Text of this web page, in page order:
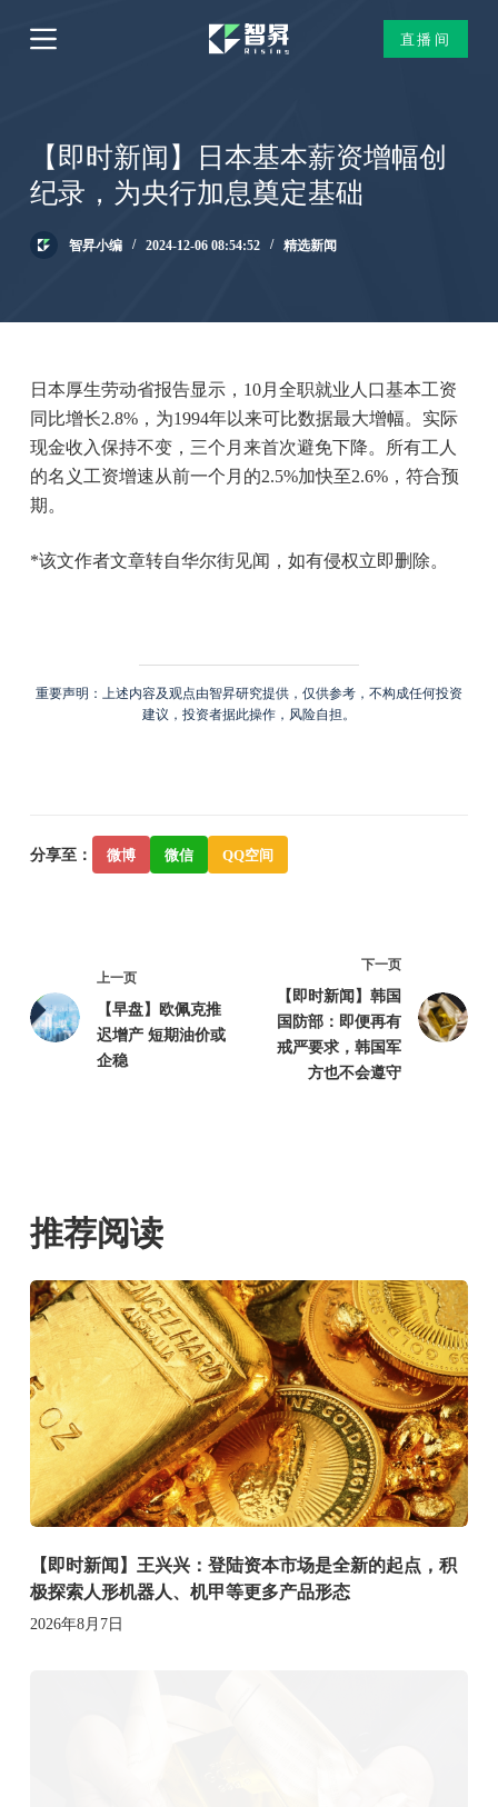
跳
过
直播间
【即时新闻】日本基本薪资增幅创
纪录，为央行加息奠定基础
智昇小编 2024-12-06 08:54:52 精选新闻
日本厚生劳动省报告显示，10月全职就业人口基本工资
同比增长2.8%，为1994年以来可比数据最大增幅。实际
现金收入保持不变，三个月来首次避免下降。所有工人
的名义工资增速从前一个月的2.5%加快至2.6%，符合预
期。
*该文作者文章转自华尔街见闻，如有侵权立即删除。
重要声明：上述内容及观点由智昇研究提供，仅供参考，不构成任何投资
建议，投资者据此操作，风险自担。
分享至： 微博 微信 QQ空间
上一页
【早盘】欧佩克推
迟增产 短期油价或
企稳
下一页
【即时新闻】韩国
国防部：即便再有
戒严要求，韩国军
方也不会遵守
推荐阅读
【即时新闻】王兴兴：登陆资本市场是全新的起点，积
极探索人形机器人、机甲等更多产品形态
2026年8月7日